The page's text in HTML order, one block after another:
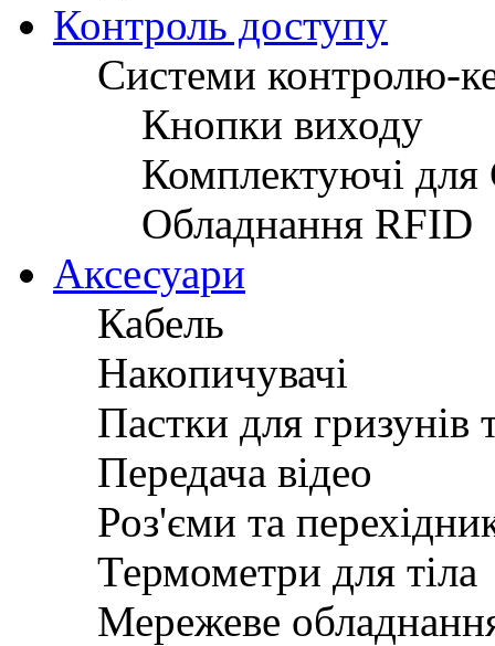
Контроль доступу
Системи контролю-
Кнопки виходу
Комплектуючі
Обладнання RFID
Аксесуари
Кабель
Накопичувачі
Пастки для гризунів
Передача відео
Роз'єми та
Термометри для тіла
Мережеве